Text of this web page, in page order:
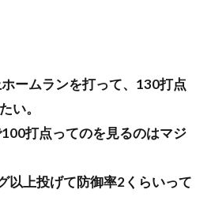
ームランを打って、130打点
い。
打点ってのを見るのはマジ
以上投げて防御率2くらいって